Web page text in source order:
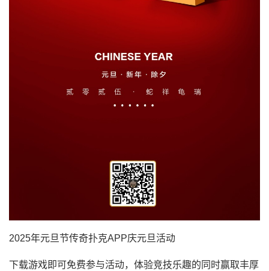
2025年元旦节传奇扑克APP庆元旦活动
下载游戏即可免费参与活动，体验竞技乐趣的同时赢取丰厚